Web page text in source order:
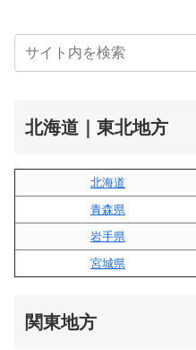
北海道｜東北地方
北海道
青森県
岩手県
宮城県
関東地方